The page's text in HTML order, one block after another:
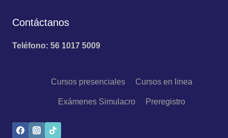
Contáctanos
Teléfono: 56 1017 5009
Cursos presenciales Cursos en linea
Exámenes Simulacro Preregistro